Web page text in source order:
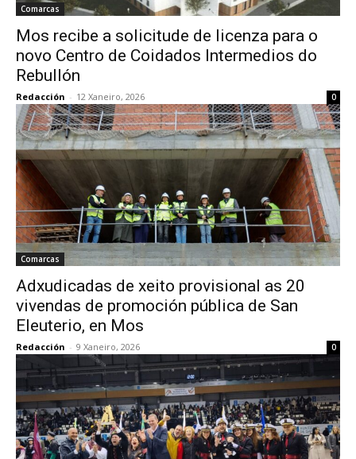
Comarcas
Mos recibe a solicitude de licenza para o
novo Centro de Coidados Intermedios do
Rebullón
Redacción - 12 Xaneiro, 2026 0
Comarcas
Adxudicadas de xeito provisional as 20
vivendas de promoción pública de San
Eleuterio, en Mos
Redacción - 9 Xaneiro, 2026 0